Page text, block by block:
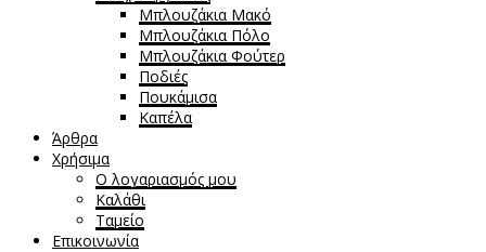
Μπλουζάκια Μακό
Μπλουζάκια Πόλο
Μπλουζάκια Φούτερ
Ποδιές
Πουκάμισα
Καπέλα
Άρθρα
Χρήσιμα
Ο λογαριασμός μου
Καλάθι
Ταμείο
Επικοινωνία